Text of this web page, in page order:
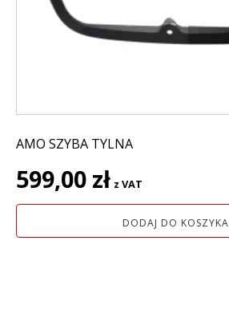
AMO SZYBA TYLNA
599,00 zł z VAT
DODAJ DO KOSZYKA